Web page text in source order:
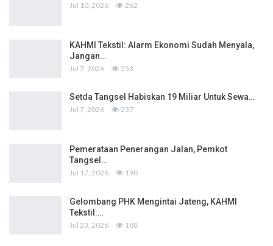
Jul 10, 2026 262
KAHMI Tekstil: Alarm Ekonomi Sudah Menyala,
Jangan…
Jul 7, 2026 253
Setda Tangsel Habiskan 19 Miliar Untuk Sewa…
Jul 7, 2026 237
Pemerataan Penerangan Jalan, Pemkot
Tangsel…
Jul 17, 2026 190
Gelombang PHK Mengintai Jateng, KAHMI
Tekstil:…
Jul 23, 2026 188